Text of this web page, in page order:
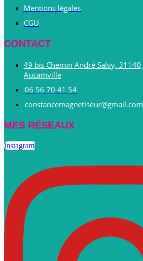
Mentions légales
CGU
CONTACT
49 bis Chemin André Salvy, 31140
Aucamville
06 56 70 41 54
constancemagnetiseur@gmail.com
MES RÉSEAUX
Instagram